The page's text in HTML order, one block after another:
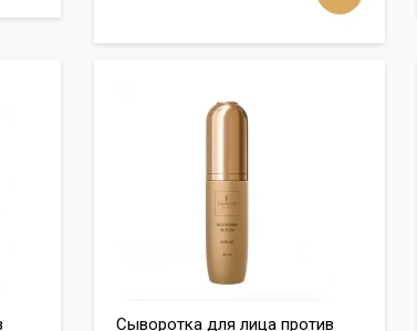
Сыворотка для лица против